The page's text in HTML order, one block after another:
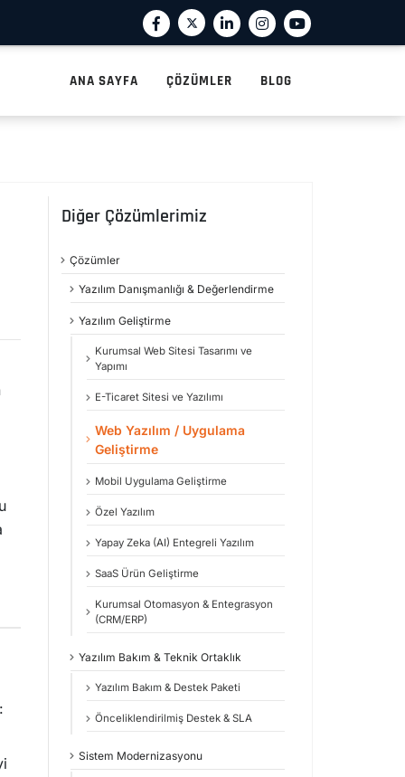
ANA SAYFA ÇÖZÜMLER BLOG
Diğer Çözümlerimiz
Çözümler
Yazılım Danışmanlığı & Değerlendirme
Yazılım Geliştirme
Kurumsal Web Sitesi Tasarımı ve
Yapımı
E-Ticaret Sitesi ve Yazılımı
Web Yazılım / Uygulama
Geliştirme
Mobil Uygulama Geliştirme
Özel Yazılım
Yapay Zeka (AI) Entegreli Yazılım
SaaS Ürün Geliştirme
Kurumsal Otomasyon & Entegrasyon
(CRM/ERP)
Yazılım Bakım & Teknik Ortaklık
Yazılım Bakım & Destek Paketi
Önceliklendirilmiş Destek & SLA
Sistem Modernizasyonu